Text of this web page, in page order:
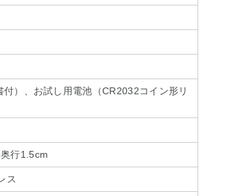
）、お試し用電池（CR2032コイン形リ
行1.5cm
ス